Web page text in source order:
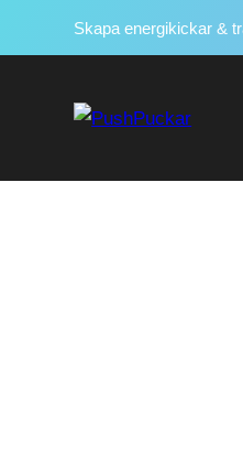
Skapa energikickar &